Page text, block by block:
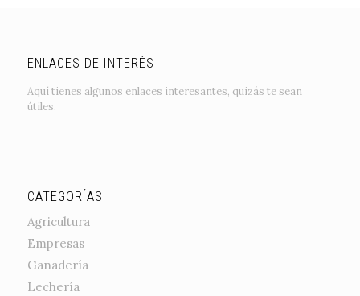
ENLACES DE INTERÉS
Aquí tienes algunos enlaces interesantes, quizás te sean
útiles.
CATEGORÍAS
Agricultura
Empresas
Ganadería
Lechería